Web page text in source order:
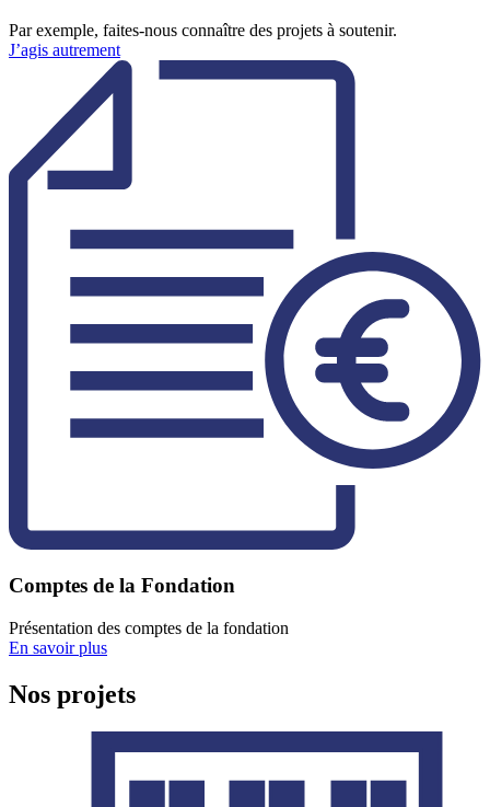
Par exemple, faites-nous connaître des projets à soutenir.
J’agis autrement
Comptes de la Fondation
Présentation des comptes de la fondation
En savoir plus
Nos projets